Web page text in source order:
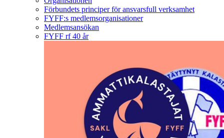
Förbundets principer för ansvarsfull verksamhet
FYFF:s medlemsorganisationer
Medlemsansökan
FYFF rf 40 år